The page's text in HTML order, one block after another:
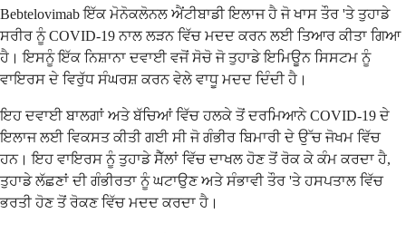
Bebtelovimab ਇੱਕ ਮੋਨੋਕਲੋਨਲ ਐਂਟੀਬਾਡੀ ਇਲਾਜ ਹੈ ਜੋ ਖਾਸ ਤੌਰ 'ਤੇ ਤੁਹਾਡੇ
ਸਰੀਰ ਨੂੰ COVID-19 ਨਾਲ ਲੜਨ ਵਿੱਚ ਮਦਦ ਕਰਨ ਲਈ ਤਿਆਰ ਕੀਤਾ ਗਿਆ
ਹੈ। ਇਸਨੂੰ ਇੱਕ ਨਿਸ਼ਾਨਾ ਦਵਾਈ ਵਜੋਂ ਸੋਚੋ ਜੋ ਤੁਹਾਡੇ ਇਮਿਊਨ ਸਿਸਟਮ ਨੂੰ
ਵਾਇਰਸ ਦੇ ਵਿਰੁੱਧ ਸੰਘਰਸ਼ ਕਰਨ ਵੇਲੇ ਵਾਧੂ ਮਦਦ ਦਿੰਦੀ ਹੈ।
ਇਹ ਦਵਾਈ ਬਾਲਗਾਂ ਅਤੇ ਬੱਚਿਆਂ ਵਿੱਚ ਹਲਕੇ ਤੋਂ ਦਰਮਿਆਨੇ COVID-19 ਦੇ
ਇਲਾਜ ਲਈ ਵਿਕਸਤ ਕੀਤੀ ਗਈ ਸੀ ਜੋ ਗੰਭੀਰ ਬਿਮਾਰੀ ਦੇ ਉੱਚ ਜੋਖਮ ਵਿੱਚ
ਹਨ। ਇਹ ਵਾਇਰਸ ਨੂੰ ਤੁਹਾਡੇ ਸੈੱਲਾਂ ਵਿੱਚ ਦਾਖਲ ਹੋਣ ਤੋਂ ਰੋਕ ਕੇ ਕੰਮ ਕਰਦਾ ਹੈ,
ਤੁਹਾਡੇ ਲੱਛਣਾਂ ਦੀ ਗੰਭੀਰਤਾ ਨੂੰ ਘਟਾਉਣ ਅਤੇ ਸੰਭਾਵੀ ਤੌਰ 'ਤੇ ਹਸਪਤਾਲ ਵਿੱਚ
ਭਰਤੀ ਹੋਣ ਤੋਂ ਰੋਕਣ ਵਿੱਚ ਮਦਦ ਕਰਦਾ ਹੈ।